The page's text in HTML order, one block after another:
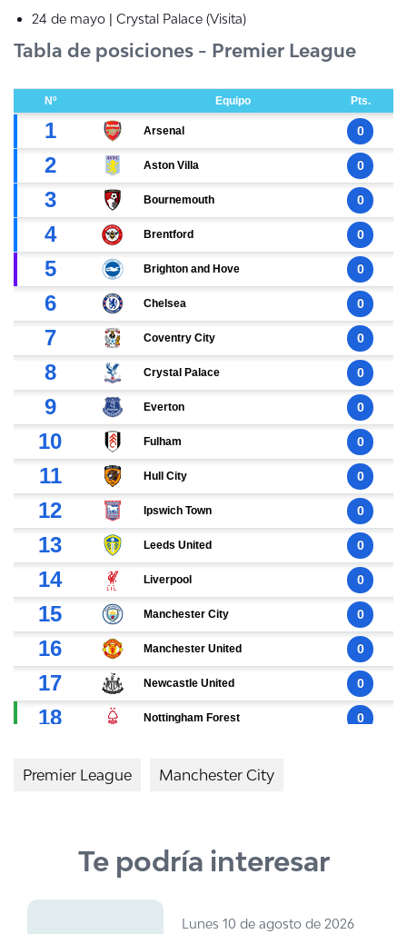
24 de mayo | Crystal Palace (Visita)
Tabla de posiciones - Premier League
Premier League Manchester City
Te podría interesar
Lunes 10 de agosto de 2026